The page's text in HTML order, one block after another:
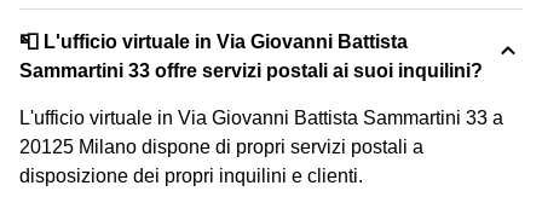
📮 L'ufficio virtuale in Via Giovanni Battista
Sammartini 33 offre servizi postali ai suoi inquilini?
L'ufficio virtuale in Via Giovanni Battista Sammartini 33 a
20125 Milano dispone di propri servizi postali a
disposizione dei propri inquilini e clienti.